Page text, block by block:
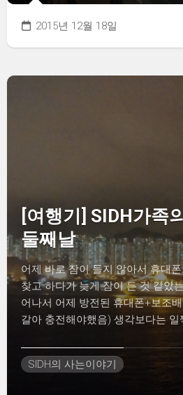
2015년 12월 18일
[여행기] SIDH가족
둘째날
어제 바로 잠이 들지 않아서 휴대
찾고 하다가 늦게 잠이 든 것 같았
어나서 어제 방전된 휴대폰+보조
갈아 충전해야했음) 생각보다는 일
SIDH의 사는이야기